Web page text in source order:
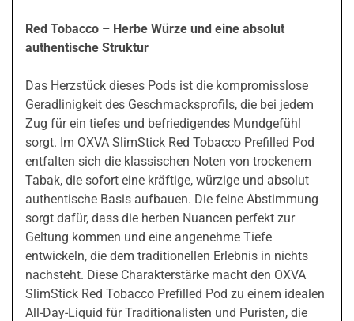
Red Tobacco – Herbe Würze und eine absolut
authentische Struktur
Das Herzstück dieses Pods ist die kompromisslose
Geradlinigkeit des Geschmacksprofils, die bei jedem
Zug für ein tiefes und befriedigendes Mundgefühl
sorgt. Im OXVA SlimStick Red Tobacco Prefilled Pod
entfalten sich die klassischen Noten von trockenem
Tabak, die sofort eine kräftige, würzige und absolut
authentische Basis aufbauen. Die feine Abstimmung
sorgt dafür, dass die herben Nuancen perfekt zur
Geltung kommen und eine angenehme Tiefe
entwickeln, die dem traditionellen Erlebnis in nichts
nachsteht. Diese Charakterstärke macht den OXVA
SlimStick Red Tobacco Prefilled Pod zu einem idealen
All-Day-Liquid für Traditionalisten und Puristen, die